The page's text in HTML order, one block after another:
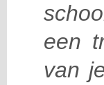
een
van